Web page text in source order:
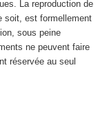
La reproduction de
soit, est formellement
sous peine
ne peuvent faire
réservée au seul